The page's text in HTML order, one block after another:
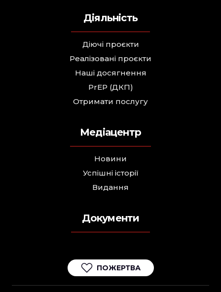
Діяльність
Діючі проєкти
Реалізовані проєкти
Наші досягнення
PrEP (ДКП)
Отримати послугу
Медіацентр
Новини
Успішні історії
Видання
Документи
ПОЖЕРТВА